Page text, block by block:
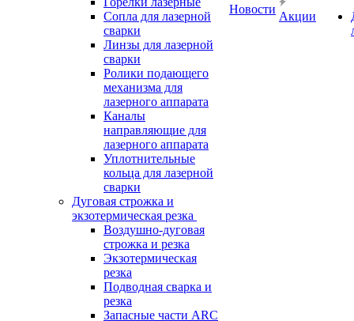
Сопла для лазерной
сварки
Линзы для лазерной
сварки
Ролики подающего
механизма для
лазерного аппарата
Каналы
направляющие для
лазерного аппарата
Уплотнительные
кольца для лазерной
сварки
Дуговая строжка и
экзотермическая резка
Воздушно-дуговая
строжка и резка
Экзотермическая
резка
Подводная сварка и
резка
Запасные части ARC
Новости
Акции